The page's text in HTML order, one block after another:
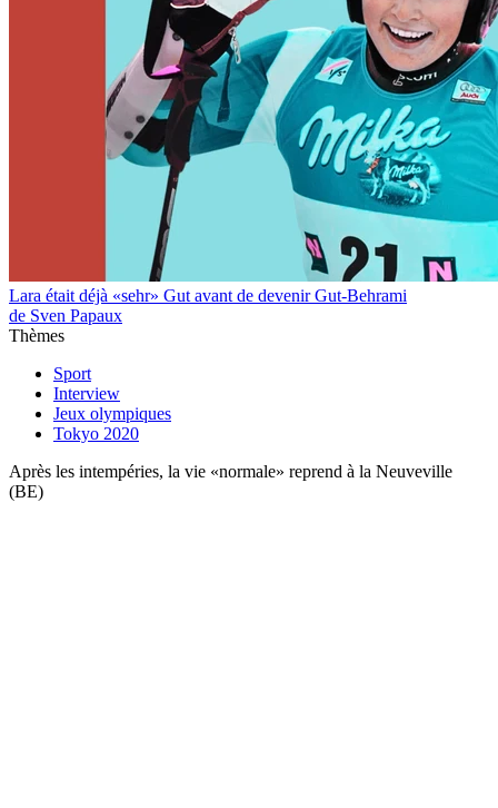
Lara était déjà «sehr» Gut avant de devenir Gut-Behrami
de Sven Papaux
Thèmes
Sport
Interview
Jeux olympiques
Tokyo 2020
Après les intempéries, la vie «normale» reprend à la Neuveville
(BE)